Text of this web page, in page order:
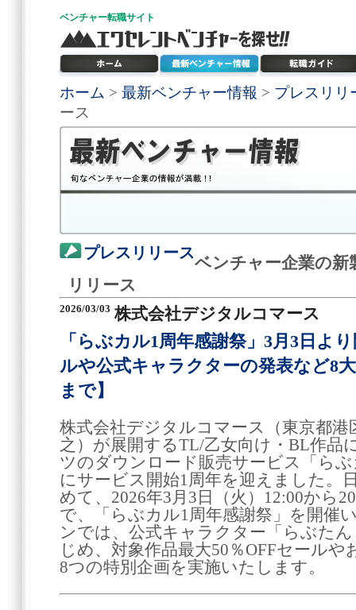
ベンチャー転職サイト
ホーム > 最新ベンチャー情報 > プレスリリ
ース
プレスリリース
ベンチャー企業の新
リリース
2026/03/03 株式会社デジタルコマース
「らぶカル1周年感謝祭」3月3日よ
ルや公式キャラクターの発表など8
まで】
株式会社デジタルコマース（東京都港
之）が展開するTL/乙女向け・BL作品
ツのダウンロード販売サービス「ら
にサービス開始1周年を迎えました。
めて、2026年3月3日（火）12:00から
で、「らぶカル1周年感謝祭」を開催
ンでは、公式キャラクター「らぶた
じめ、対象作品最大50％OFFセール
8つの特別企画を実施いたします。